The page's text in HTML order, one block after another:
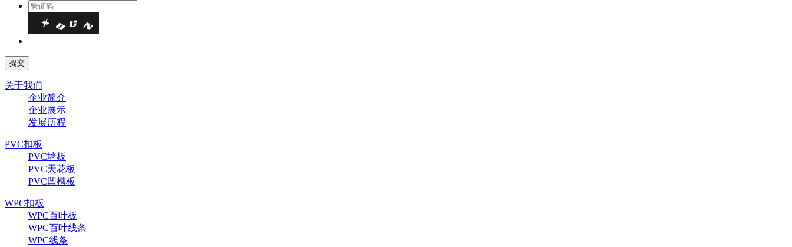
关于我们
企业简介
企业展示
发展历程
PVC扣板
PVC墙板
PVC天花板
PVC凹槽板
WPC扣板
WPC百叶板
WPC百叶线条
WPC线条